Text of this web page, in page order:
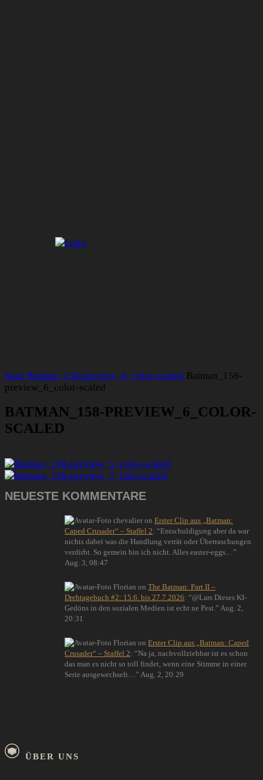
Start Batman_158-preview_6_color-scaled Batman_158-
preview_6_color-scaled
BATMAN_158-PREVIEW_6_COLOR-
SCALED
NEUESTE KOMMENTARE
chevalier on Erster Clip aus „Batman:
Caped Crusader“ – Staffel 2: “Entschuldigung aber da war
nichts dabei was die Handlung verrät oder Überraschungen
verdirbt. So gemein bin ich nicht. Alles easter-eggs… ”
Aug. 3, 08:47
Florian on The Batman: Part II –
Drehtagebuch #2: 15.6. bis 27.7.2026: “@Lars Dieses KI-
Gedöns in den sozialen Medien ist echt ne Pest. ” Aug. 2,
20:31
Florian on Erster Clip aus „Batman: Caped
Crusader“ – Staffel 2: “Na ja, nachvollziehbar ist es schon
das man es nicht so toll findet, wenn eine Stimme in einer
Serie ausgewechselt… ” Aug. 2, 20:29
ÜBER UNS